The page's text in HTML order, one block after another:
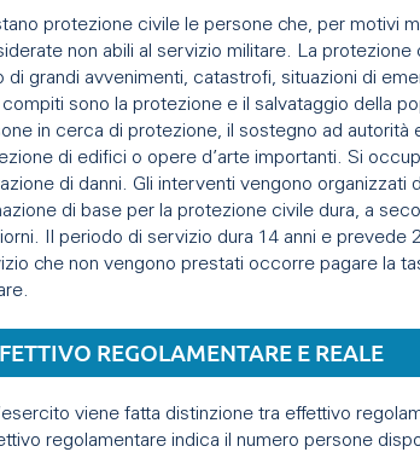
protezione civile le persone che, per motivi
non abili al servizio militare. La protezione
di grandi avvenimenti, catastrofi, situazioni di
compiti sono la protezione e il salvataggio della
in cerca di protezione, il sostegno ad autorità
di edifici o opere d’arte importanti. Si
di danni. Gli interventi vengono organizzati
di base per la protezione civile dura, a
Il periodo di servizio dura 14 anni e prevede
che non vengono prestati occorre pagare la
REGOLAMENTARE E REALE
viene fatta distinzione tra effettivo
regolamentare indica il numero persone